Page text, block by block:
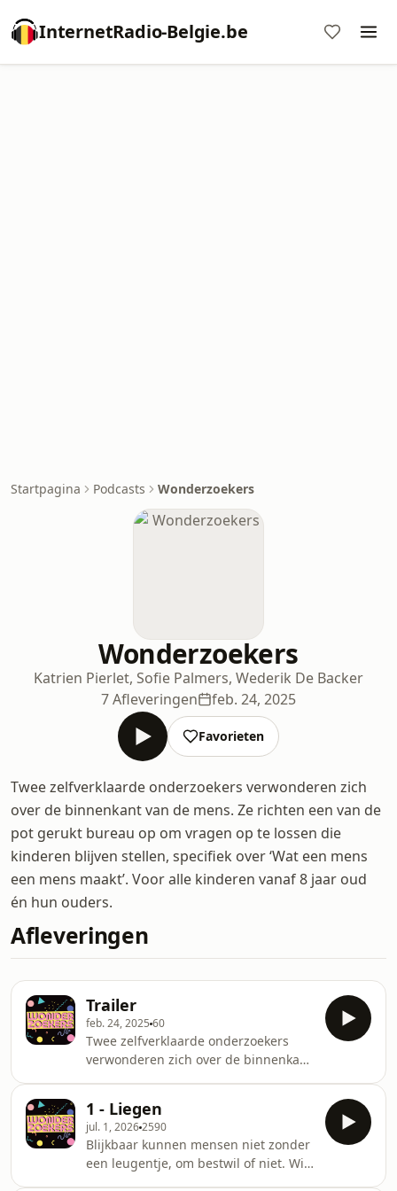
InternetRadio-Belgie.be
Startpagina Podcasts Wonderzoekers
Wonderzoekers
Katrien Pierlet, Sofie Palmers, Wederik De Backer
7 Afleveringen
feb. 24, 2025
Favorieten
Twee zelfverklaarde onderzoekers verwonderen zich
over de binnenkant van de mens. Ze richten een van de
pot gerukt bureau op om vragen op te lossen die
kinderen blijven stellen, specifiek over ‘Wat een mens
een mens maakt’. Voor alle kinderen vanaf 8 jaar oud
én hun ouders.
Afleveringen
Trailer
feb. 24, 2025 60
Twee zelfverklaarde onderzoekers
verwonderen zich over de binnenkant
lossen die kinderen blijven stellen,
specifiek over ‘Wat een mens een
mens maakt’.See
omnystudio.com/listener for privacy
1 - Liegen
jul. 1, 20262590
Blijkbaar kunnen mensen niet zonder
een leugentje, om bestwil of niet. Wie